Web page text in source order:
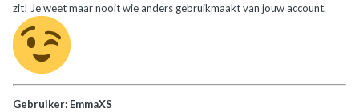
zit! Je weet maar nooit wie anders gebruikmaakt van jouw account.
Gebruiker: EmmaXS